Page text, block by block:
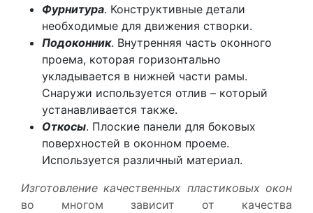
Фурнитура. Конструктивные детали
необходимые для движения створки.
Подоконник. Внутренняя часть оконного
проема, которая горизонтально
укладывается в нижней части рамы.
Снаружи используется отлив – который
устанавливается также.
Откосы. Плоские панели для боковых
поверхностей в оконном проеме.
Используется различный материал.
Изготовление качественных пластиковых окон
во многом зависит от качества